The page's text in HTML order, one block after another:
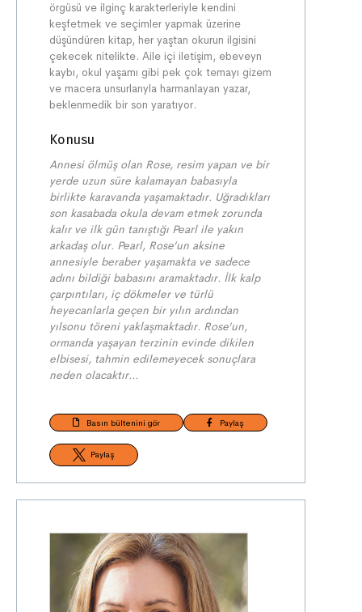
örgüsü ve ilginç karakterleriyle kendini
keşfetmek ve seçimler yapmak üzerine
düşündüren kitap, her yaştan okurun ilgisini
çekecek nitelikte. Aile içi iletişim, ebeveyn
kaybı, okul yaşamı gibi pek çok temayı gizem
ve macera unsurlarıyla harmanlayan yazar,
beklenmedik bir son yaratıyor.
Konusu
Annesi ölmüş olan Rose, resim yapan ve bir
yerde uzun süre kalamayan babasıyla
birlikte karavanda yaşamaktadır. Uğradıkları
son kasabada okula devam etmek zorunda
kalır ve ilk gün tanıştığı Pearl ile yakın
arkadaş olur. Pearl, Rose’un aksine
annesiyle beraber yaşamakta ve sadece
adını bildiği babasını aramaktadır. İlk kalp
çarpıntıları, iç dökmeler ve türlü
heyecanlarla geçen bir yılın ardından
yılsonu töreni yaklaşmaktadır. Rose’un,
ormanda yaşayan terzinin evinde dikilen
elbisesi, tahmin edilemeyecek sonuçlara
neden olacaktır…
Basın bültenini gör Paylaş
Paylaş